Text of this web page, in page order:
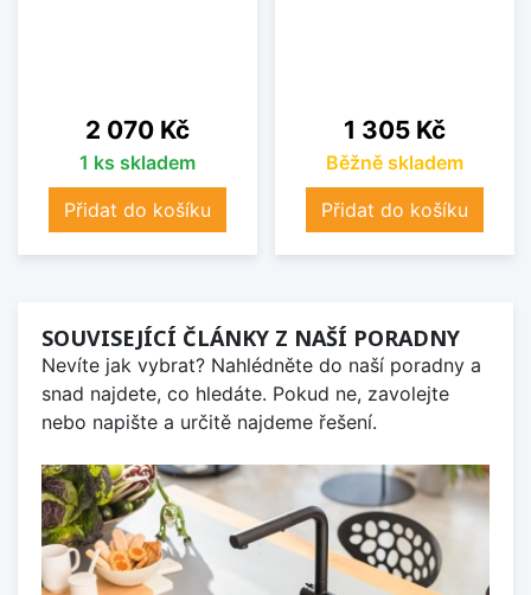
Cena
2 070 Kč
1 ks skladem
Přidat do košíku
Cena
1 305 Kč
Běžně skladem
Přidat do košíku
SOUVISEJÍCÍ ČLÁNKY Z NAŠÍ PORADNY
Nevíte jak vybrat? Nahlédněte do naší poradny a
snad najdete, co hledáte. Pokud ne, zavolejte
nebo napište a určitě najdeme řešení.